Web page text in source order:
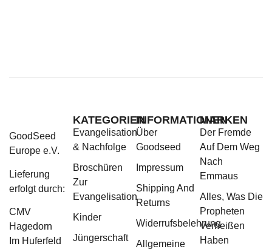
GoodSeed
Europe e.V.
Lieferung
erfolgt durch:
CMV
Hagedorn
Im Huferfeld
KATEGORIEN
Evangelisation
& Nachfolge
Broschüren
Zur
Evangelisation
Kinder
Jüngerschaft
INFORMATIONEN
Über
Goodseed
Impressum
Shipping And
Returns
Widerrufsbelehrung
Allgemeine
MARKEN
Der Fremde
Auf Dem Weg
Nach
Emmaus
Alles, Was Die
Propheten
Verheißen
Haben